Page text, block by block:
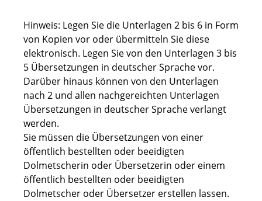
Hinweis: Legen Sie die Unterlagen 2 bis 6 in Form
von Kopien vor oder übermitteln Sie diese
elektronisch. Legen Sie von den Unterlagen 3 bis
5 Übersetzungen in deutscher Sprache vor.
Darüber hinaus können von den Unterlagen
nach 2 und allen nachgereichten Unterlagen
Übersetzungen in deutscher Sprache verlangt
werden.
Sie müssen die Übersetzungen von einer
öffentlich bestellten oder beeidigten
Dolmetscherin oder Übersetzerin oder einem
öffentlich bestellten oder beeidigten
Dolmetscher oder Übersetzer erstellen lassen.